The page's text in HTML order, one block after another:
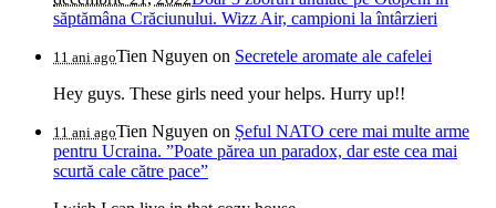
săptămâna Crăciunului. Wizz Air, campioni la întârzieri
11 ani agoTien Nguyen on Secretele aromate ale cafelei
Hey guys. These girls need your helps. Hurry up!!
11 ani agoTien Nguyen on Șeful NATO cere mai multe arme
pentru Ucraina. ”Poate părea un paradox, dar este cea mai
scurtă cale către pace”